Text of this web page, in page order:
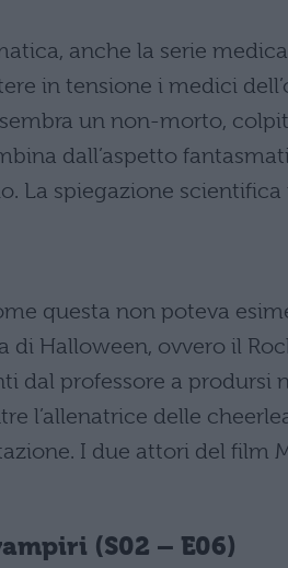
anche la serie
in tensione i medici
un non-morto,
dall’aspetto
La spiegazione scientifica
questa non poteva
di Halloween, ovvero il
dal professore a prodursi
l’allenatrice delle
I due attori del film
(S02 – E06)